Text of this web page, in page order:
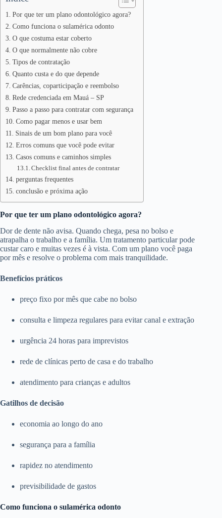
Por que ter um plano odontológico agora?
Como funciona o sulamérica odonto
O que costuma estar coberto
O que normalmente não cobre
Tipos de contratação
Quanto custa e do que depende
Carências, coparticipação e reembolso
Rede credenciada em Mauá – SP
Passo a passo para contratar com segurança
Como pagar menos e usar bem
Sinais de um bom plano para você
Erros comuns que você pode evitar
Casos comuns e caminhos simples
Checklist final antes de contratar
perguntas frequentes
conclusão e próxima ação
Por que ter um plano odontológico agora?
Dor de dente não avisa. Quando chega, pesa no bolso e
atrapalha o trabalho e a família. Um tratamento particular pode
custar caro e muitas vezes é à vista. Com um plano você paga
por mês e resolve o problema com mais tranquilidade.
Benefícios práticos
preço fixo por mês que cabe no bolso
consulta e limpeza regulares para evitar canal e extração
urgência 24 horas para imprevistos
rede de clínicas perto de casa e do trabalho
atendimento para crianças e adultos
Gatilhos de decisão
economia ao longo do ano
segurança para a família
rapidez no atendimento
previsibilidade de gastos
Como funciona o sulamérica odonto